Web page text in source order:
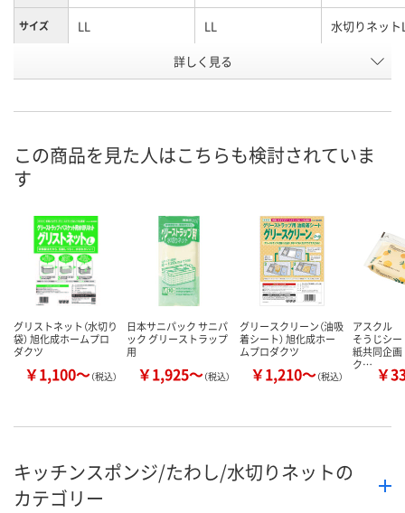
サイズ LL LL 水切りネット
WNU1106 2678963
8月25日（火）まで
カゴへ カゴへ カ
詳しく見る
この商品を見た人はこちらも検討されていま
す
グリストネット（水切り
袋） 旭化成ホームプロ
ダクツ
￥1,100～（税込）
日本サニパック サニパ
ック グリーストラップ
用
￥1,925～（税込）
グリースクリーン（油吸
着シート） 旭化成ホー
ムプロダクツ
￥1,210～（税込）
アスクル
そうじシ
紙共同企
ク… ￥
キッチンスポンジ/たわし/水切りネットの
カテゴリー